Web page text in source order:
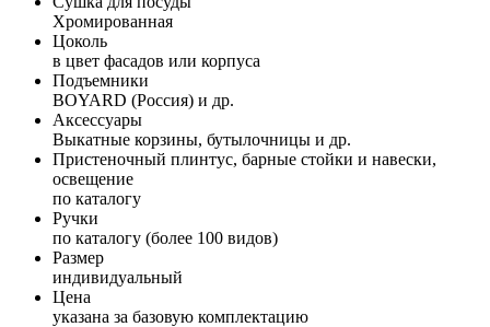
Хромированная
Цоколь
в цвет фасадов или корпуса
Подъемники
BOYARD (Россия) и др.
Аксессуары
Выкатные корзины, бутылочницы и др.
Пристеночный плинтус, барные стойки и навески,
освещение
по каталогу
Ручки
по каталогу (более 100 видов)
Размер
индивидуальный
Цена
указана за базовую комплектацию